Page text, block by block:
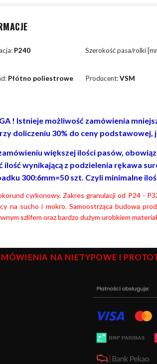
P240 Szerokość pasa/rolki
Płótno poliestrowe Producent:VSM
! Istnieje możliwość zamówienia
doliczeniu 30% do ceny podstawowej,
większej ilości pasów,
ilość wynikającą z podzielenia rękawa
300:6mm=50 szt. Czyli minimalne
cyrkonowy. Zakres granulacji od P24 -
na sucho i mokro. Samoostrząca budowa
szlifem oraz bardzo dużym urobkiem
NA NIETYPOWE I